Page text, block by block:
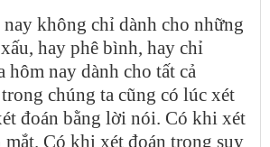
không chỉ dành cho những
hay phê bình, hay chỉ
nay dành cho tất cả
chúng ta cũng có lúc xét
đoán bằng lời nói. Có khi xét
mắt. Có khi xét đoán trong suy